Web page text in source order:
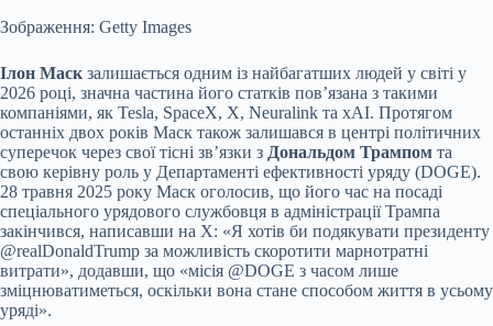
Зображення: Getty Images
Ілон Маск залишається одним із найбагатших людей у світі у
2026 році, значна частина його статків пов’язана з такими
компаніями, як Tesla, SpaceX, X, Neuralink та xAI. Протягом
останніх двох років Маск також залишався в центрі політичних
суперечок через свої тісні зв’язки з Дональдом Трампом та
свою керівну роль у Департаменті ефективності уряду (DOGE).
28 травня 2025 року Маск оголосив, що його час на посаді
спеціального урядового службовця в адміністрації Трампа
закінчився, написавши на X: «Я хотів би подякувати президенту
@realDonaldTrump за можливість скоротити марнотратні
витрати», додавши, що «місія @DOGE з часом лише
зміцнюватиметься, оскільки вона стане способом життя в усьому
уряді».